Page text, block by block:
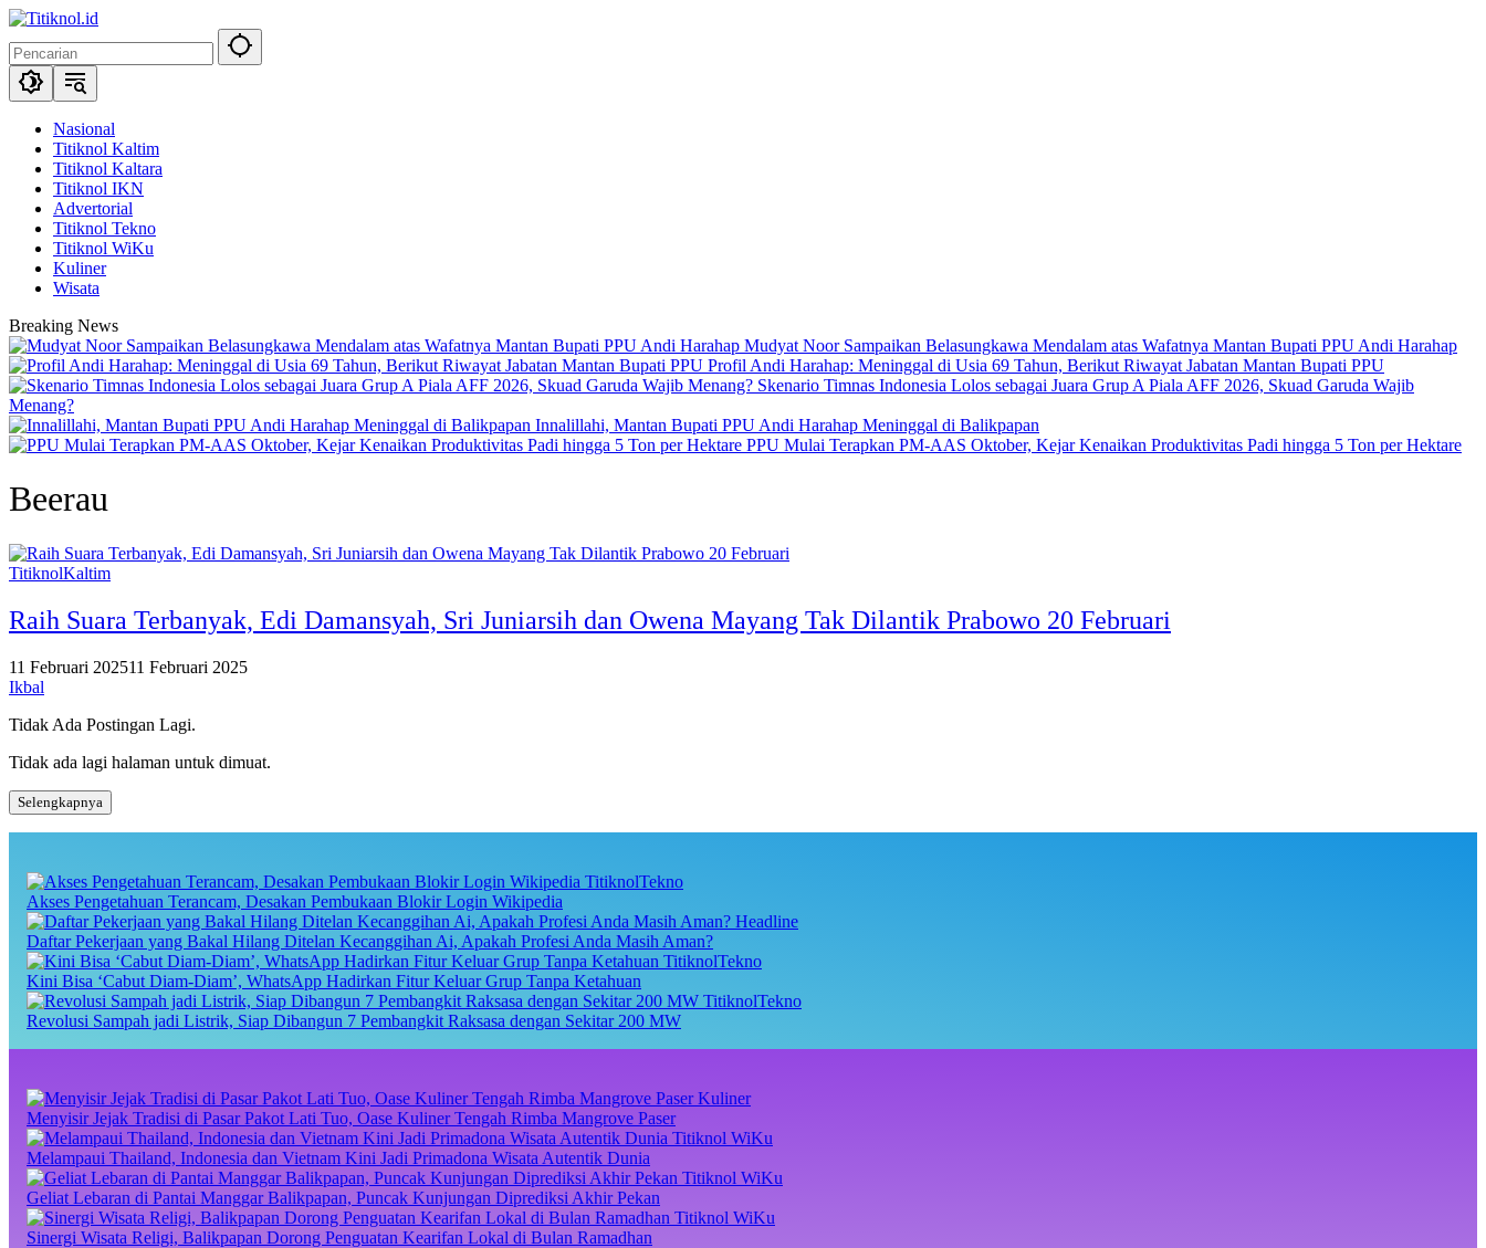
Langsung
konten
Nasional
Titiknol Kaltim
Titiknol Kaltara
Titiknol IKN
Advertorial
Titiknol Tekno
Titiknol WiKu
Kuliner
Wisata
Breaking News
Mudyat Noor Sampaikan Belasungkawa Mendalam atas Wafatnya Mantan Bupati PPU Andi Harahap
Profil Andi Harahap: Meninggal di Usia 69 Tahun, Berikut Riwayat Jabatan Mantan Bupati PPU
Skenario Timnas Indonesia Lolos sebagai Juara Grup A Piala AFF 2026, Skuad Garuda Wajib
Menang?
Innalillahi, Mantan Bupati PPU Andi Harahap Meninggal di Balikpapan
PPU Mulai Terapkan PM-AAS Oktober, Kejar Kenaikan Produktivitas Padi hingga 5 Ton per Hektare
Beerau
TitiknolKaltim
Raih Suara Terbanyak, Edi Damansyah, Sri Juniarsih dan Owena Mayang Tak Dilantik Prabowo 20 Februari
11 Februari 202511 Februari 2025
Ikbal
Tidak Ada Postingan Lagi.
Tidak ada lagi halaman untuk dimuat.
Selengkapnya
TitiknolTekno
Akses Pengetahuan Terancam, Desakan Pembukaan Blokir Login Wikipedia
Headline
Daftar Pekerjaan yang Bakal Hilang Ditelan Kecanggihan Ai, Apakah Profesi Anda Masih Aman?
TitiknolTekno
Kini Bisa ‘Cabut Diam-Diam’, WhatsApp Hadirkan Fitur Keluar Grup Tanpa Ketahuan
TitiknolTekno
Revolusi Sampah jadi Listrik, Siap Dibangun 7 Pembangkit Raksasa dengan Sekitar 200 MW
Kuliner
Menyisir Jejak Tradisi di Pasar Pakot Lati Tuo, Oase Kuliner Tengah Rimba Mangrove Paser
Titiknol WiKu
Melampaui Thailand, Indonesia dan Vietnam Kini Jadi Primadona Wisata Autentik Dunia
Titiknol WiKu
Geliat Lebaran di Pantai Manggar Balikpapan, Puncak Kunjungan Diprediksi Akhir Pekan
Titiknol WiKu
Sinergi Wisata Religi, Balikpapan Dorong Penguatan Kearifan Lokal di Bulan Ramadhan